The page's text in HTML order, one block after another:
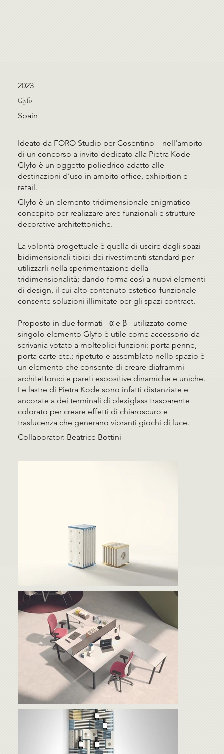
2023
Glyfo
Spain
Ideato da FORO Studio per Cosentino – nell'ambito
di un concorso a invito dedicato alla Pietra Kode –
Glyfo è un oggetto poliedrico adatto alle
destinazioni d’uso in ambito office, exhibition e
retail.
Glyfo è un elemento tridimensionale enigmatico
concepito per realizzare aree funzionali e strutture
decorative architettoniche.
La volontà progettuale è quella di uscire dagli spazi
bidimensionali tipici dei rivestimenti standard per
utilizzarli nella sperimentazione della
tridimensionalità; dando forma così a nuovi elementi
di design, il cui alto contenuto estetico-funzionale
consente soluzioni illimitate per gli spazi contract.
Proposto in due formati - α e β - utilizzato come
singolo elemento Glyfo è utile come accessorio da
scrivania votato a molteplici funzioni: porta penne,
porta carte etc.; ripetuto e assemblato nello spazio è
un elemento che consente di creare diaframmi
architettonici e pareti espositive dinamiche e uniche.
Le lastre di Pietra Kode sono infatti distanziate e
ancorate a dei terminali di plexiglass trasparente
colorato per creare effetti di chiaroscuro e
traslucenza che generano vibranti giochi di luce.
Collaborator: Beatrice Bottini